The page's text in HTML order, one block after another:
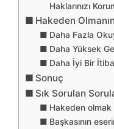
Haklarınızı
Hakeden
Daha Fazla
Daha Yüksek
Daha İyi Bir
Sonuç
Sık Sorulan
Hakeden
Başkasının